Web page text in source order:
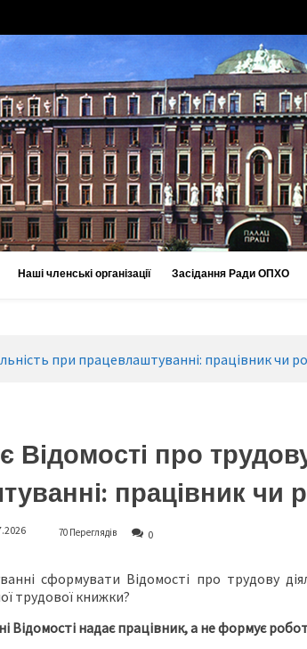
Наші членські організації Засідання Ради ОПХО
при працевлаштуванні: працівник чи
про
працівник чи
70 Переглядів 0
сформувати Відомості про трудову
трудової книжки?
Відомості надає працівник, а не формує